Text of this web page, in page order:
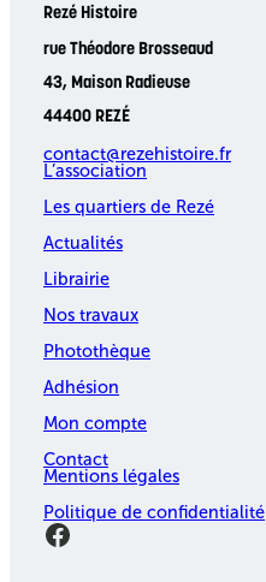
Rezé Histoire
rue Théodore Brosseaud
43, Maison Radieuse
44400 REZÉ
contact@rezehistoire.fr
L’association
Les quartiers de Rezé
Actualités
Librairie
Nos travaux
Photothèque
Adhésion
Mon compte
Contact
Mentions légales
Politique de confidentialité
Facebook